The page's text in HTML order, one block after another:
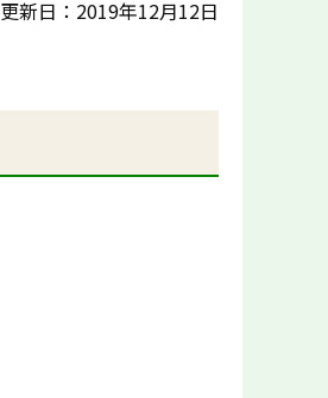
更新日：2019年12月12日